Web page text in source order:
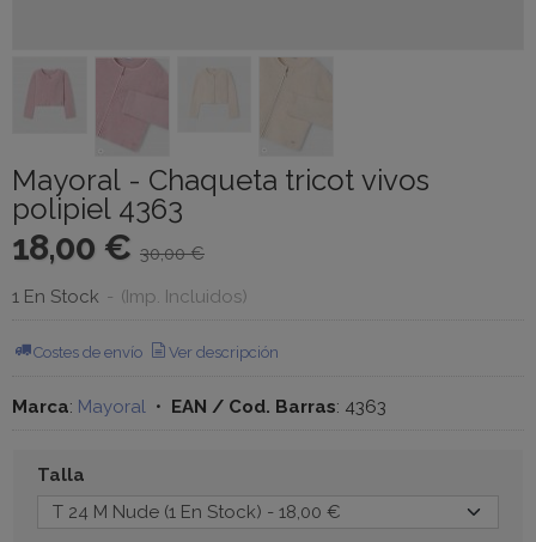
Mayoral - Chaqueta tricot vivos
polipiel 4363
18,00 € 30,00 €
1 En Stock - (Imp. Incluidos)
Costes de envío Ver descripción
Marca: Mayoral • EAN / Cod. Barras: 4363
Talla